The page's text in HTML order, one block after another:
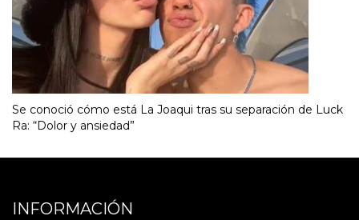
Se conoció cómo está La Joaqui tras su separación de Luck
Ra: “Dolor y ansiedad”
INFORMACIÓN